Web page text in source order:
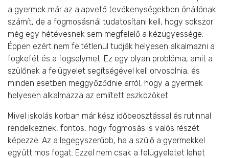
a gyermek már az alapvető tevékenységekben önállónak
számít, de a fogmosásnál tudatosítani kell, hogy sokszor
még egy hétévesnek sem megfelelő a kézügyessége.
Éppen ezért nem feltétlenül tudják helyesen alkalmazni a
fogkefét és a fogselymet. Ez egy olyan probléma, amit a
szülőnek a felügyelet segítségével kell orvosolnia, és
minden esetben meggyőződnie arról, hogy a gyermek
helyesen alkalmazza az említett eszközöket.
Mivel iskolás korban már kész időbeosztással és rutinnal
rendelkeznek, fontos, hogy fogmosás is valós részét
képezze. Az a legegyszerűbb, ha a szülő a gyermekkel
együtt mos fogat. Ezzel nem csak a felügyeletet lehet